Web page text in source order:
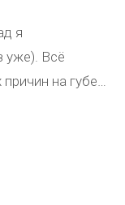
я
уже). Всё
на губе
пятнышки.
быть